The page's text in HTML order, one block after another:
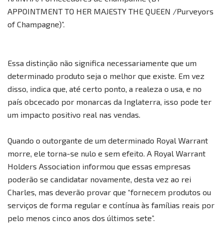
APPOINTMENT TO HER MAJESTY THE QUEEN /Purveyors
of Champagne)”.
Essa distinção não significa necessariamente que um
determinado produto seja o melhor que existe. Em vez
disso, indica que, até certo ponto, a realeza o usa, e no
país obcecado por monarcas da Inglaterra, isso pode ter
um impacto positivo real nas vendas.
Quando o outorgante de um determinado Royal Warrant
morre, ele torna-se nulo e sem efeito. A Royal Warrant
Holders Association informou que essas empresas
poderão se candidatar novamente, desta vez ao rei
Charles, mas deverão provar que “fornecem produtos ou
serviços de forma regular e contínua às famílias reais por
pelo menos cinco anos dos últimos sete”.